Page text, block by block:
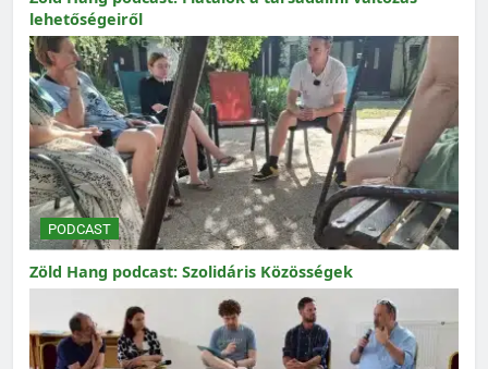
lehetőségeiről
PODCAST
Zöld Hang podcast: Szolidáris Közösségek